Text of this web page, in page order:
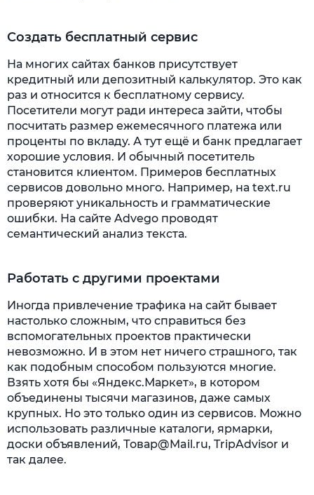
Создать бесплатный сервис
На многих сайтах банков присутствует
кредитный или депозитный калькулятор. Это как
раз и относится к бесплатному сервису.
Посетители могут ради интереса зайти, чтобы
посчитать размер ежемесячного платежа или
проценты по вкладу. А тут ещё и банк предлагает
хорошие условия. И обычный посетитель
становится клиентом. Примеров бесплатных
сервисов довольно много. Например, на text.ru
проверяют уникальность и грамматические
ошибки. На сайте Advego проводят
семантический анализ текста.
Работать с другими проектами
Иногда привлечение трафика на сайт бывает
настолько сложным, что справиться без
вспомогательных проектов практически
невозможно. И в этом нет ничего страшного, так
как подобным способом пользуются многие.
Взять хотя бы «Яндекс.Маркет», в котором
объединены тысячи магазинов, даже самых
крупных. Но это только один из сервисов. Можно
использовать различные каталоги, ярмарки,
доски объявлений, Товар@Mail.ru, TripAdvisor и
так далее.